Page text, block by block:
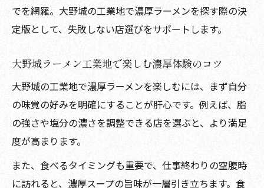
でを網羅。大野城の工業地で濃厚ラーメンを探す際の決
定版として、失敗しない店選びをサポートします。
大野城ラーメン工業地で楽しむ濃厚体験のコツ
大野城の工業地で濃厚ラーメンを楽しむには、まず自分
の味覚の好みを明確にすることが肝心です。例えば、脂
の強さや塩分の濃さを調整できる店を選ぶと、より満足
度が高まります。
また、食べるタイミングも重要で、仕事終わりの空腹時
に訪れると、濃厚スープの旨味が一層引き立ちます。食